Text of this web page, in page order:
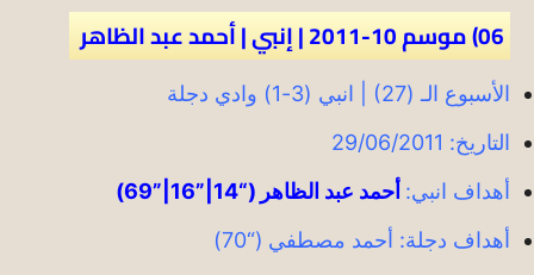
06) موسم 10-2011 | إنبي | أحمد عبد الظاهر
الأسبوع الـ (27) | انبي (3-1) وادي دجلة
التاريخ: 29/06/2011
أهداف انبي: أحمد عبد الظاهر (“14|”16|”69)
أهداف دجلة: أحمد مصطفي (“70)